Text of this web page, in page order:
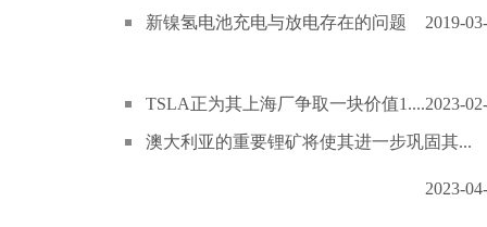
新镍氢电池充电与放电存在的问题 2019-
TSLA正为其上海厂争取一块价值1....2023-
澳大利亚的重要锂矿将使其进一步巩固其...
2023-